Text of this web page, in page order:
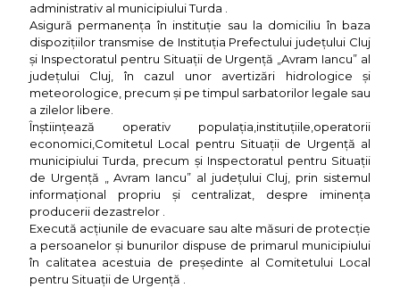
administrativ al municipiului Turda .
Asigură permanenţa în instituţie sau la domiciliu în baza
dispoziţiilor transmise de Instituţia Prefectului judeţului Cluj
şi Inspectoratul pentru Situaţii de Urgenţă „Avram Iancu” al
judeţului Cluj, în cazul unor avertizări hidrologice şi
meteorologice, precum și pe timpul sarbatorilor legale sau
a zilelor libere.
Înştiinţează operativ populaţia,instituţiile,operatorii
economici,Comitetul Local pentru Situaţii de Urgenţă al
municipiului Turda, precum şi Inspectoratul pentru Situaţii
de Urgenţă „ Avram Iancu” al judeţului Cluj, prin sistemul
informaţional propriu şi centralizat, despre iminenţa
producerii dezastrelor .
Execută acţiunile de evacuare sau alte măsuri de protecţie
a persoanelor şi bunurilor dispuse de primarul municipiului
în calitatea acestuia de preşedinte al Comitetului Local
pentru Situaţii de Urgenţă .